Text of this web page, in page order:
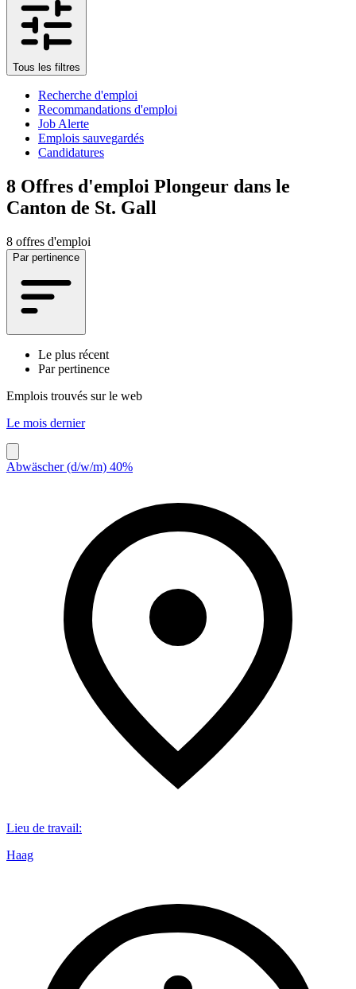
Tous les filtres
Recherche d'emploi
Recommandations d'emploi
Job Alerte
Emplois sauvegardés
Candidatures
8 Offres d'emploi Plongeur dans le
Canton de St. Gall
8 offres d'emploi
Par pertinence
Le plus récent
Par pertinence
Emplois trouvés sur le web
Le mois dernier
Abwäscher (d/w/m) 40%
Lieu de travail:
Haag